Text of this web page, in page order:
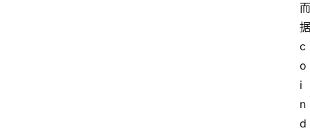
而
据
c
o
i
n
d